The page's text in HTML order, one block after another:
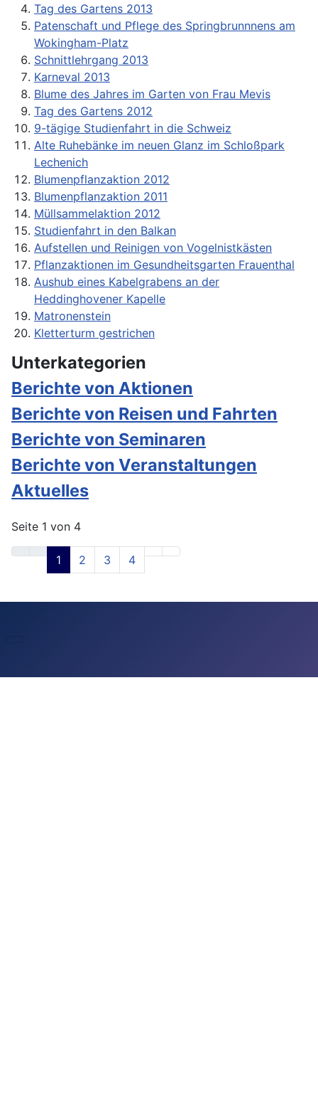
Tag des Gartens 2013
Patenschaft und Pflege des Springbrunnnens am
Wokingham-Platz
Schnittlehrgang 2013
Karneval 2013
Blume des Jahres im Garten von Frau Mevis
Tag des Gartens 2012
9-tägige Studienfahrt in die Schweiz
Alte Ruhebänke im neuen Glanz im Schloßpark
Lechenich
Blumenpflanzaktion 2012
Blumenpflanzaktion 2011
Müllsammelaktion 2012
Studienfahrt in den Balkan
Aufstellen und Reinigen von Vogelnistkästen
Pflanzaktionen im Gesundheitsgarten Frauenthal
Aushub eines Kabelgrabens an der
Heddinghovener Kapelle
Matronenstein
Kletterturm gestrichen
Unterkategorien
Berichte von Aktionen
Berichte von Reisen und Fahrten
Berichte von Seminaren
Berichte von Veranstaltungen
Aktuelles
Seite 1 von 4
1 2 3 4